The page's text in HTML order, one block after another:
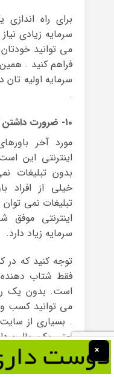
برای راه
سرمایه زیادی
می توانید
فراهم کنید .
سرمایه اولیه
.
۱۰- ضرورت داشتن تبلیغات برای موفقیت
مورد آخر
اینترنتی این
بدون تبلیغات
خیلی از افراد
تبلیغات نمی
اینترنتی موفق
سرمایه زیاد دارد.
توجه کنید که در
فقط شتاب دهنده
است. بدون یک
می توانید کسب و
. بسیاری از
حتی یک ریال
بالا رسیدند .
×